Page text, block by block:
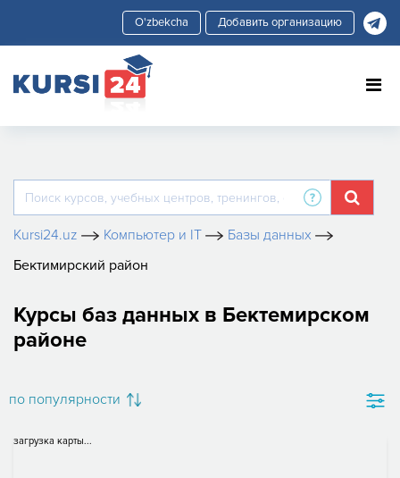
Добавить организацию
Kursi24.uz Компьютер и IT
Базы данных
Бектимирский район
Курсы баз данных в Бектемирском
районе
по популярности
загрузка карты...